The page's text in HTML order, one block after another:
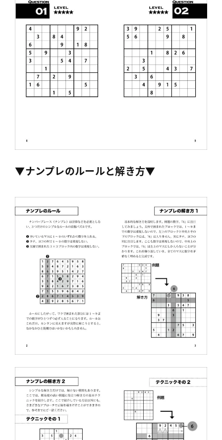
▼ナンプレのルールと解き方▼